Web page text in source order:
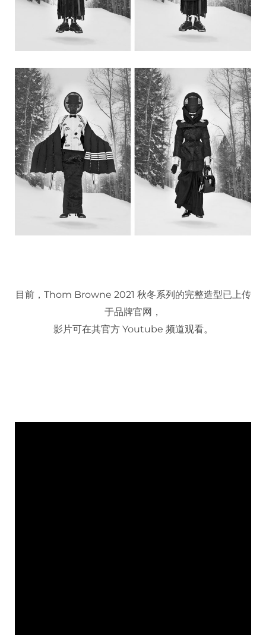
目前，Thom Browne 2021 秋冬系列的完整造型已上传
于品牌官网，
影片可在其官方 Youtube 频道观看。